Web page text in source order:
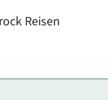
Reisen